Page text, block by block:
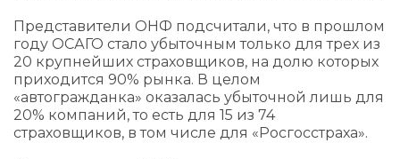
Представители ОНФ подсчитали, что в прошлом
году ОСАГО стало убыточным только для трех из
20 крупнейших страховщиков, на долю которых
приходится 90% рынка. В целом
«автогражданка» оказалась убыточной лишь для
20% компаний, то есть для 15 из 74
страховщиков, в том числе для «Росгосстраха».